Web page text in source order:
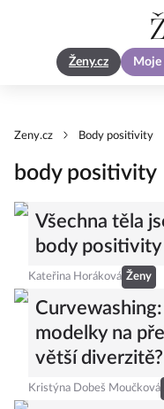
Ženy.cz Moje
Zeny.cz Body positivity
body positivity
Všechna těla
body
Kateřina Horáková Ženy
modelky na
větší diverzitě?
Kristýna Dobeš Moučková